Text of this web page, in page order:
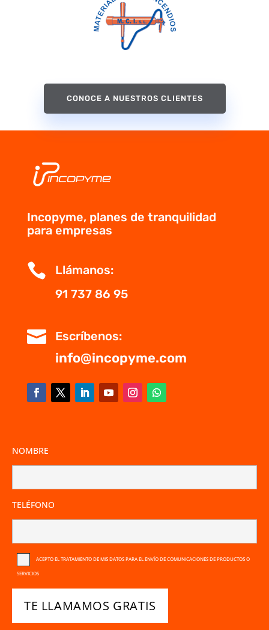
CONOCE A NUESTROS CLIENTES
Incopyme, planes de tranquilidad
para empresas

Llámanos:
91 737 86 95
 Escríbenos:
info@incopyme.com
NOMBRE
TELÉFONO
ACEPTO EL TRATAMIENTO DE MIS DATOS PARA EL ENVÍO DE COMUNICACIONES DE PRODUCTOS O
SERVICIOS